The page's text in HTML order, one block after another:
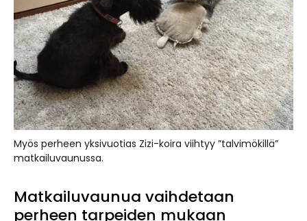
Myös perheen yksivuotias Zizi-koira viihtyy ”talvimökillä”
matkailuvaunussa.
Matkailuvaunua vaihdetaan
perheen tarpeiden mukaan